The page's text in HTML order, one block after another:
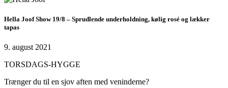
Hella Joof Show 19/8 – Sprudlende underholdning, kølig rosé og lækker
tapas
9. august 2021
TORSDAGS-HYGGE
Trænger du til en sjov aften med veninderne?